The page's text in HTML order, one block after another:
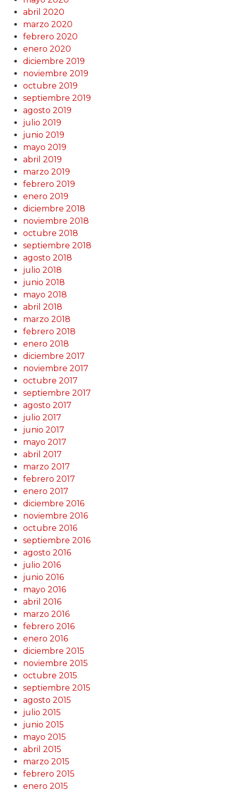
abril 2020
marzo 2020
febrero 2020
enero 2020
diciembre 2019
noviembre 2019
octubre 2019
septiembre 2019
agosto 2019
julio 2019
junio 2019
mayo 2019
abril 2019
marzo 2019
febrero 2019
enero 2019
diciembre 2018
noviembre 2018
octubre 2018
septiembre 2018
agosto 2018
julio 2018
junio 2018
mayo 2018
abril 2018
marzo 2018
febrero 2018
enero 2018
diciembre 2017
noviembre 2017
octubre 2017
septiembre 2017
agosto 2017
julio 2017
junio 2017
mayo 2017
abril 2017
marzo 2017
febrero 2017
enero 2017
diciembre 2016
noviembre 2016
octubre 2016
septiembre 2016
agosto 2016
julio 2016
junio 2016
mayo 2016
abril 2016
marzo 2016
febrero 2016
enero 2016
diciembre 2015
noviembre 2015
octubre 2015
septiembre 2015
agosto 2015
julio 2015
junio 2015
mayo 2015
abril 2015
marzo 2015
febrero 2015
enero 2015